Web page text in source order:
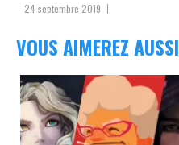
24 septembre 2019
VOUS AIMEREZ AUSSI